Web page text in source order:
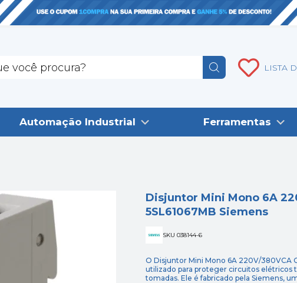
LISTA
Automação Industrial Ferramentas
Disjuntor Mini Mono 6A
5SL61067MB Siemens
SKU 038144-6
O Disjuntor Mini Mono 6A 220V/380VCA
utilizado para proteger circuitos elétricos
tomadas. Ele é fabricado pela Siemens,